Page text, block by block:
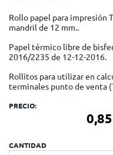
Rollo papel para impresión
mandril de 12 mm..
Papel térmico libre de
2016/2235 de 12-12-2016.
Rollitos para utilizar en
terminales punto de venta
PRECIO:
CANTIDAD